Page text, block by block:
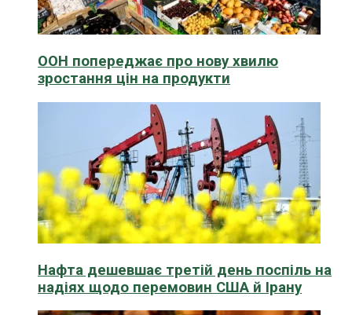
ООН попереджає про нову хвилю
зростання цін на продукти
Нафта дешевшає третій день поспіль на
надіях щодо перемовин США й Ірану